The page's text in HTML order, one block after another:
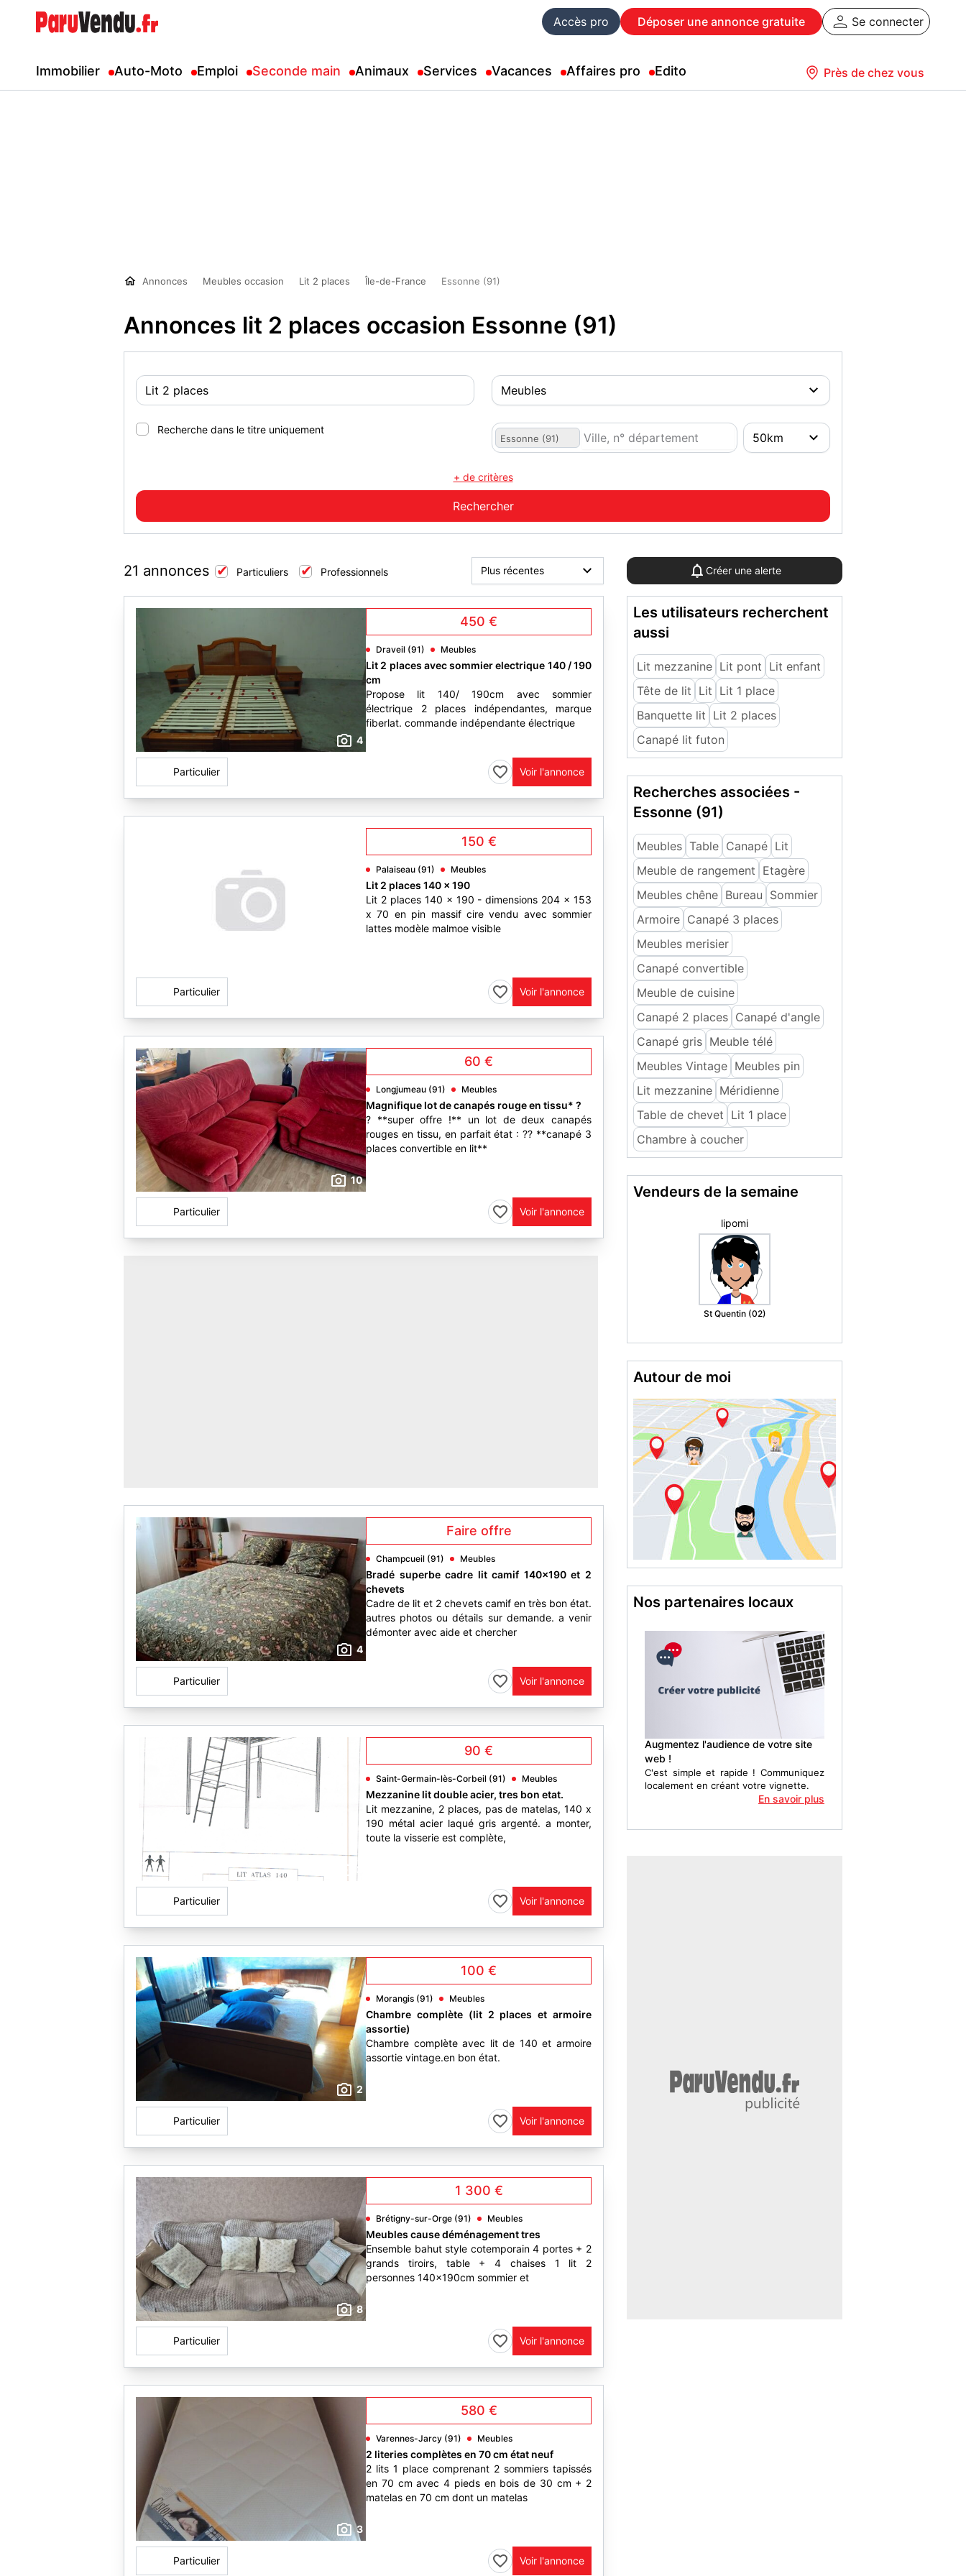
Accès pro Déposer une annonce gratuite Se connecter
Immobilier Auto-Moto Emploi Seconde main Animaux Services Vacances Affaires pro Edito Près de chez vous
Annonces Meubles occasion Lit 2 places Île-de-France Essonne (91)
Annonces lit 2 places occasion Essonne (91)
Recherche dans le titre uniquement
Essonne (91)
+ de critères
21 annonces Particuliers Professionnels Créer une alerte
4
450 €
Draveil (91) Meubles
Lit 2 places avec sommier electrique 140 / 190
cm
Propose lit 140/ 190cm avec sommier
électrique 2 places indépendantes, marque
fiberlat. commande indépendante électrique
Particulier Voir l'annonce
150 €
Palaiseau (91) Meubles
Lit 2 places 140 x 190
Lit 2 places 140 x 190 - dimensions 204 x 153
x 70 en pin massif cire vendu avec sommier
lattes modèle malmoe visible
Particulier Voir l'annonce
10
60 €
Longjumeau (91) Meubles
Magnifique lot de canapés rouge en tissu* ?
? **super offre !** un lot de deux canapés
rouges en tissu, en parfait état : ?? **canapé 3
places convertible en lit**
Particulier Voir l'annonce
4
Faire offre
Champcueil (91) Meubles
Bradé superbe cadre lit camif 140×190 et 2
chevets
Cadre de lit et 2 chevets camif en très bon état.
autres photos ou détails sur demande. a venir
démonter avec aide et chercher
Particulier Voir l'annonce
2
90 €
Saint-Germain-lès-Corbeil (91) Meubles
Mezzanine lit double acier, tres bon etat.
Lit mezzanine, 2 places, pas de matelas, 140 x
190 métal acier laqué gris argenté. a monter,
toute la visserie est complète,
Particulier Voir l'annonce
2
100 €
Morangis (91) Meubles
Chambre complète (lit 2 places et armoire
assortie)
Chambre complète avec lit de 140 et armoire
assortie vintage.en bon état.
Particulier Voir l'annonce
8
1 300 €
Brétigny-sur-Orge (91) Meubles
Meubles cause déménagement tres
Ensemble bahut style cotemporain 4 portes + 2
grands tiroirs, table + 4 chaises 1 lit 2
personnes 140x190cm sommier et
Particulier Voir l'annonce
3
580 €
Varennes-Jarcy (91) Meubles
2 literies complètes en 70 cm état neuf
2 lits 1 place comprenant 2 sommiers tapissés
en 70 cm avec 4 pieds en bois de 30 cm + 2
matelas en 70 cm dont un matelas
Particulier Voir l'annonce
Les utilisateurs recherchent
aussi
Lit mezzanine Lit pont Lit enfant
Tête de lit Lit Lit 1 place
Banquette lit Lit 2 places
Canapé lit futon
Recherches associées -
Essonne (91)
Meubles Table Canapé Lit
Meuble de rangement Etagère
Meubles chêne Bureau Sommier
Armoire Canapé 3 places
Meubles merisier
Canapé convertible
Meuble de cuisine
Canapé 2 places Canapé d'angle
Canapé gris Meuble télé
Meubles Vintage Meubles pin
Lit mezzanine Méridienne
Table de chevet Lit 1 place
Chambre à coucher
Vendeurs de la semaine
Susana H.
Grenoble (38)
Autour de moi
Nos partenaires locaux
Augmentez l'audience de votre site
web !
C'est simple et rapide ! Communiquez
localement en créant votre vignette.
En savoir plus